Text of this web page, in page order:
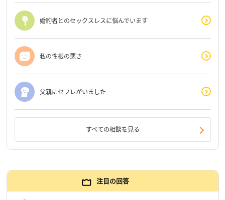
婚約者とのセックスレスに悩んでいます
私の性根の悪さ
父親にセフレがいました
すべての相談を見る
注目の回答